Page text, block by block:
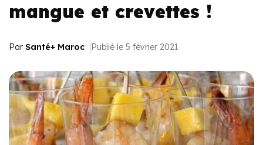
mangue et crevettes !
Par Santé+ Maroc Publié le 5 février 2021